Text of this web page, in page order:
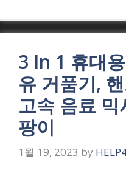
3 In 1 휴대
유 거품기,
고속 음료 믹
팡이
1월 19, 2023 by